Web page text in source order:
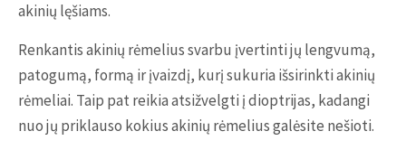
akinių lęšiams.
Renkantis akinių rėmelius svarbu įvertinti jų lengvumą,
patogumą, formą ir įvaizdį, kurį sukuria išsirinkti akinių
rėmeliai. Taip pat reikia atsižvelgti į dioptrijas, kadangi
nuo jų priklauso kokius akinių rėmelius galėsite nešioti.